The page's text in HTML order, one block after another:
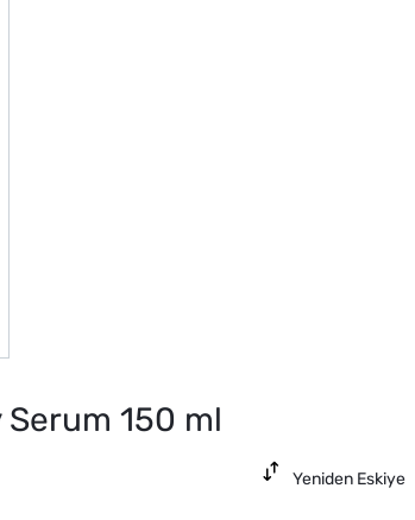
150 ml
Yeniden Eskiye